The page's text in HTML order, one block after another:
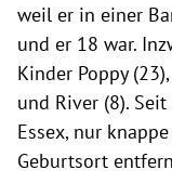
weil er in einer
und er 18 war.
Kinder Poppy
und River (8).
Essex, nur
Geburtsort